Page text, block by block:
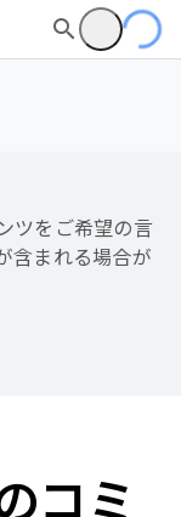
ツをご希望の言
含まれる場合が
コミ